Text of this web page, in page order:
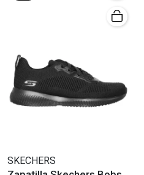
SKECHERS